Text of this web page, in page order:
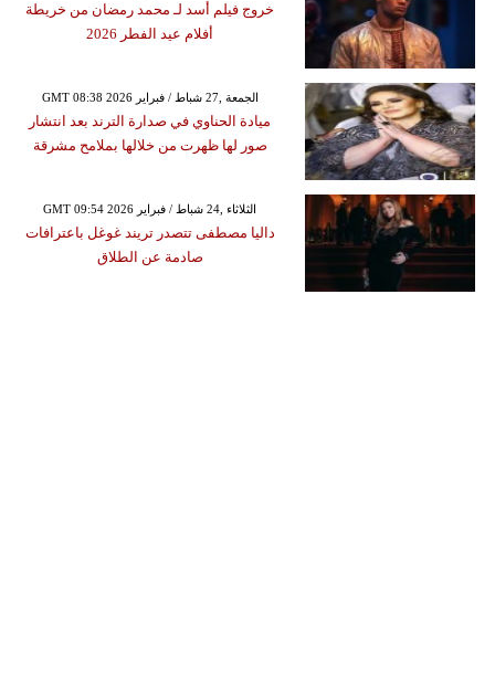
خروج فيلم أسد لـ محمد رمضان من خريطة
أفلام عيد الفطر 2026
GMT 08:38 2026 الجمعة ,27 شباط / فبراير
ميادة الحناوي في صدارة الترند بعد انتشار
صور لها ظهرت من خلالها بملامح مشرقة
GMT 09:54 2026 الثلاثاء ,24 شباط / فبراير
داليا مصطفى تتصدر تريند غوغل باعترافات
صادمة عن الطلاق